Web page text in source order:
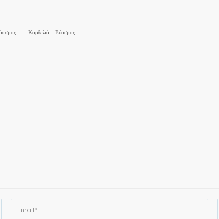
Κορδελιό - Εύοσμος